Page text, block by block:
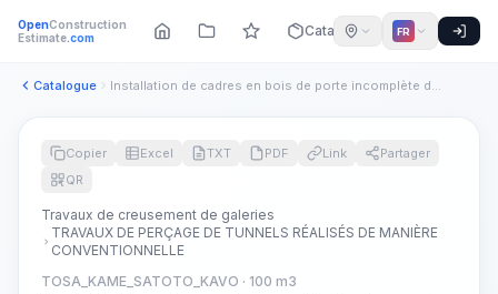
OpenConstruction
Estimate.com Catalogue FR
Catalogue Installation de cadres en bois de porte incomplète dans des ...
Copier Excel TXT PDF Link
Partager
QR
Travaux de creusement de galeries
TRAVAUX DE PERÇAGE DE TUNNELS RÉALISÉS DE MANIÈRE
CONVENTIONNELLE
TOSA_KAME_SATOTO_KAVO · 100 m3